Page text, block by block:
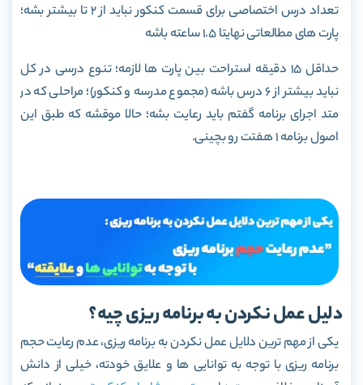
تعداد درس اختصاصی برای قسمت کنکور نباید از 2 تا بیشتر بشه؛
پارت های مطالعاتی نهایتا 1.5 ساعته باشه
حداقل 15 دقیقه استراحت بین پارت ها لازمه؛ تنوع درسی در کل
نباید بیشتر از 6 درس باشه (مجموع مدرسه و کنکور)؛ مراحلی که در
متد اجرای برنامه گفتم باید رعایت بشه؛ حالا موقشه که طبق این
اصول برنامه 1 هفتت رو بچینی.
دلیل عمل نکردن به برنامه ریزی چیه؟
یکی از مهم ترین دلایل عمل نکردن به برنامه ریزی، عدم رعایت حجم
برنامه ریزی با توجه به توانایی ها و علایق خودته، خیلی از دانش